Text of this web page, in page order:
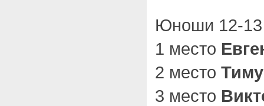
Юноши 12-13
1 место
2 место
3 место